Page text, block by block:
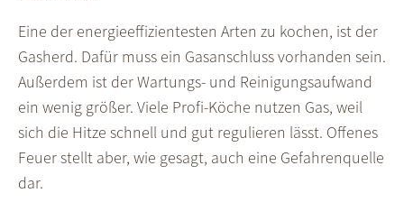
Eine der energieeffizientesten Arten zu kochen, ist der
Gasherd. Dafür muss ein Gasanschluss vorhanden sein.
Außerdem ist der Wartungs- und Reinigungsaufwand
ein wenig größer. Viele Profi-Köche nutzen Gas, weil
sich die Hitze schnell und gut regulieren lässt. Offenes
Feuer stellt aber, wie gesagt, auch eine Gefahrenquelle
dar.